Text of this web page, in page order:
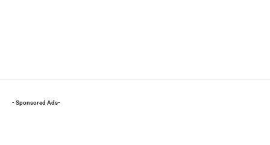
- Sponsored Ads-